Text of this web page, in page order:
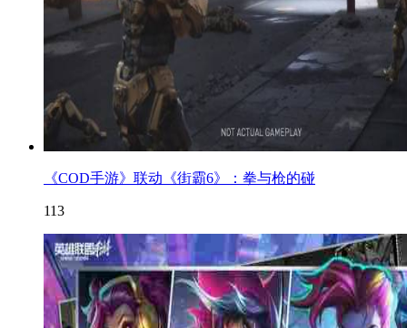
《COD手游》联动《街霸6》：拳与枪的碰
113